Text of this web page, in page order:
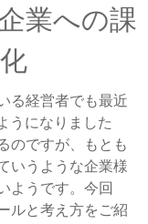
業への課
る経営者でも最近
うになりました
のですが、もとも
いうような企業様
ようです。今回
ルと考え方をご紹